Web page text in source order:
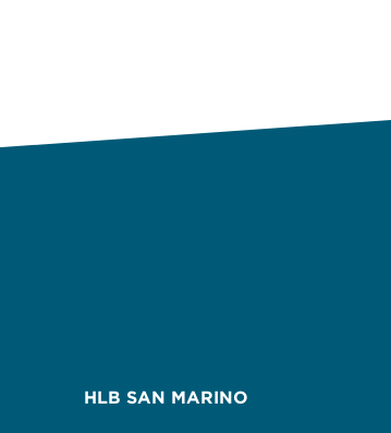
HLB SAN MARINO